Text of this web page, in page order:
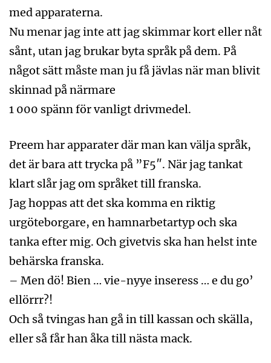
med apparaterna.
Nu menar jag inte att jag skimmar kort eller nåt
sånt, utan jag brukar byta språk på dem. På
något sätt måste man ju få jävlas när man blivit
skinnad på närmare
1 000 spänn för vanligt drivmedel.
Preem har apparater där man kan välja språk,
det är bara att trycka på ”F5″. När jag tankat
klart slår jag om språket till franska.
Jag hoppas att det ska komma en riktig
urgöteborgare, en hamnarbetartyp och ska
tanka efter mig. Och givetvis ska han helst inte
behärska franska.
– Men dö! Bien … vie-nyye inseress … e du go’
ellörrr?!
Och så tvingas han gå in till kassan och skälla,
eller så får han åka till nästa mack.